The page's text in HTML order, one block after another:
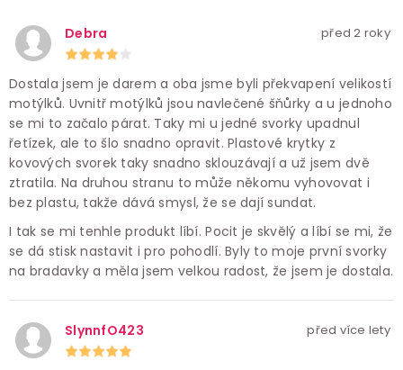
Debra před 2 roky
Dostala jsem je darem a oba jsme byli překvapení velikostí
motýlků. Uvnitř motýlků jsou navlečené šňůrky a u jednoho
se mi to začalo párat. Taky mi u jedné svorky upadnul
řetízek, ale to šlo snadno opravit. Plastové krytky z
kovových svorek taky snadno sklouzávají a už jsem dvě
ztratila. Na druhou stranu to může někomu vyhovovat i
bez plastu, takže dává smysl, že se dají sundat.
I tak se mi tenhle produkt líbí. Pocit je skvělý a líbí se mi, že
se dá stisk nastavit i pro pohodlí. Byly to moje první svorky
na bradavky a měla jsem velkou radost, že jsem je dostala.
SlynnfO423 před více lety